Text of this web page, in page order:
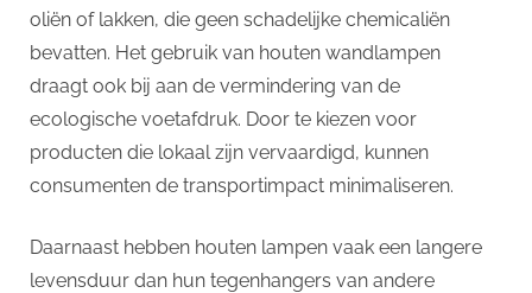
oliën of lakken, die geen schadelijke chemicaliën
bevatten. Het gebruik van houten wandlampen
draagt ook bij aan de vermindering van de
ecologische voetafdruk. Door te kiezen voor
producten die lokaal zijn vervaardigd, kunnen
consumenten de transportimpact minimaliseren.
Daarnaast hebben houten lampen vaak een langere
levensduur dan hun tegenhangers van andere